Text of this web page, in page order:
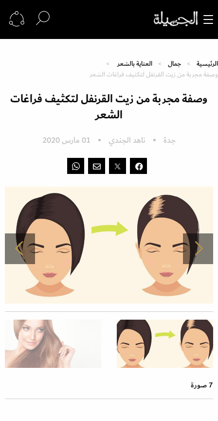
الرئيسية جمال
العناية بالشعر
وصفة مجربة من زيت القرنفل لتكثيف فراغات الشعر
وصفة مجربة من زيت القرنفل لتكثيف فراغات
الشعر
جدة ناهد الجندي 01 مارس 2020
7 صورة